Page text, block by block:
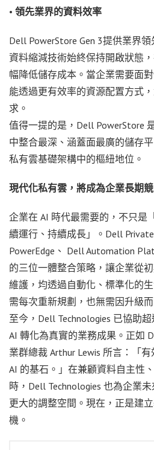
• 領先業界的資料效率
Dell PowerStore Gen 3提供業界
資料縮減技術始終保持開啟狀態
幅降低儲存成本。當企業需要面
能透過更有效率的資源配置方式
求。
值得一提的是，Dell PowerStore
中整合最深、涵蓋面最廣的儲存
私有雲基礎架構中的樞紐地位。
現代化私有雲，將成為企業長期
企業在 AI 時代最需要的，不只是
續運行、持續成長」。Dell
PowerEdge、 Dell Automation
的三位一體整合策略，讓企業從
維護，均透過自動化、標準化的
需每次重新規劃，也無需因升級
至今，Dell Technologies 已協助
AI 轉化為真實的業務成果。正如
業群總裁 Arthur Lewis 所言：「
AI 的基石。」在兼顧資料自主性
時，Dell Technologies 也為企業
更大的調整空間。現在，正是建
機。